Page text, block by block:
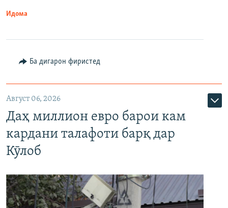
Идома
Ба дигарон фиристед
Август 06, 2026
Даҳ миллион евро барои кам
кардани талафоти барқ дар
Кӯлоб